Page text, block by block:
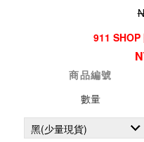
911 SHOP
商品編號
數量